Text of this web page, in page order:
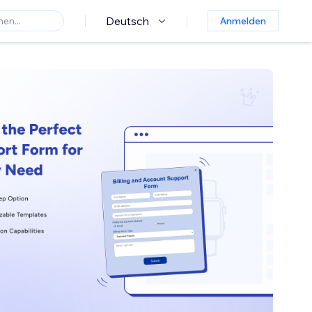
Deutsch Anmelden